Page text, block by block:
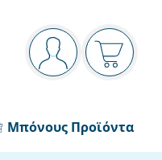
Πίνακας πλοήγησης
Είστε
Το
Μπόνους Προϊόντα